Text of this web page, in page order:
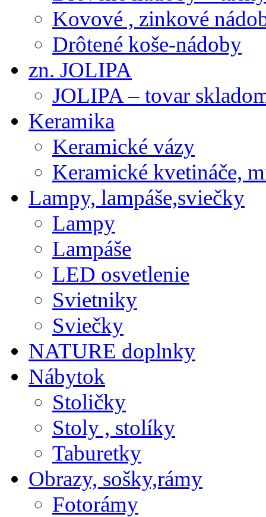
Kovové , zinkové
Drôtené koše-nádoby
zn. JOLIPA
JOLIPA – tovar
Keramika
Keramické vázy
Keramické kvetináče,
Lampy, lampáše,sviečky
Lampy
Lampáše
LED osvetlenie
Svietniky
Sviečky
NATURE doplnky
Nábytok
Stoličky
Stoly , stolíky
Taburetky
Obrazy, sošky,rámy
Fotorámy